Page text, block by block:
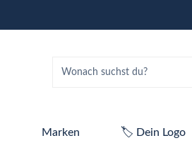
Marken 🏷️ Dein Logo